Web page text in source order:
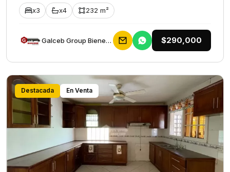
x3 x4 232 m²
Galceb Group Bienes Raices $290,000
Destacada En Venta